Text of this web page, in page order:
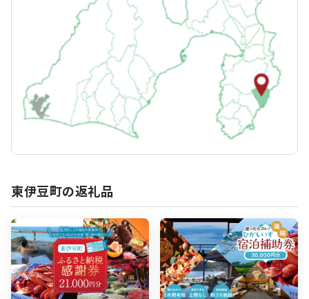
東伊豆町の返礼品